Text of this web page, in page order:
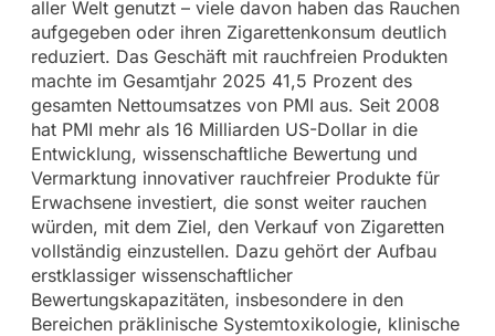
aller Welt genutzt – viele davon haben das Rauchen
aufgegeben oder ihren Zigarettenkonsum deutlich
reduziert. Das Geschäft mit rauchfreien Produkten
machte im Gesamtjahr 2025 41,5 Prozent des
gesamten Nettoumsatzes von PMI aus. Seit 2008
hat PMI mehr als 16 Milliarden US-Dollar in die
Entwicklung, wissenschaftliche Bewertung und
Vermarktung innovativer rauchfreier Produkte für
Erwachsene investiert, die sonst weiter rauchen
würden, mit dem Ziel, den Verkauf von Zigaretten
vollständig einzustellen. Dazu gehört der Aufbau
erstklassiger wissenschaftlicher
Bewertungskapazitäten, insbesondere in den
Bereichen präklinische Systemtoxikologie, klinische